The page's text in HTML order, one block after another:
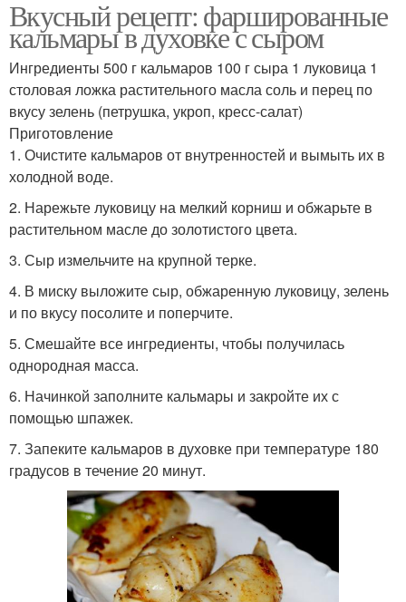
Вкусный рецепт: фаршированные
кальмары в духовке с сыром
Ингредиенты 500 г кальмаров 100 г сыра 1 луковица 1
столовая ложка растительного масла соль и перец по
вкусу зелень (петрушка, укроп, кресс-салат)
Приготовление
1. Очистите кальмаров от внутренностей и вымыть их в
холодной воде.
2. Нарежьте луковицу на мелкий корниш и обжарьте в
растительном масле до золотистого цвета.
3. Сыр измельчите на крупной терке.
4. В миску выложите сыр, обжаренную луковицу, зелень
и по вкусу посолите и поперчите.
5. Смешайте все ингредиенты, чтобы получилась
однородная масса.
6. Начинкой заполните кальмары и закройте их с
помощью шпажек.
7. Запеките кальмаров в духовке при температуре 180
градусов в течение 20 минут.